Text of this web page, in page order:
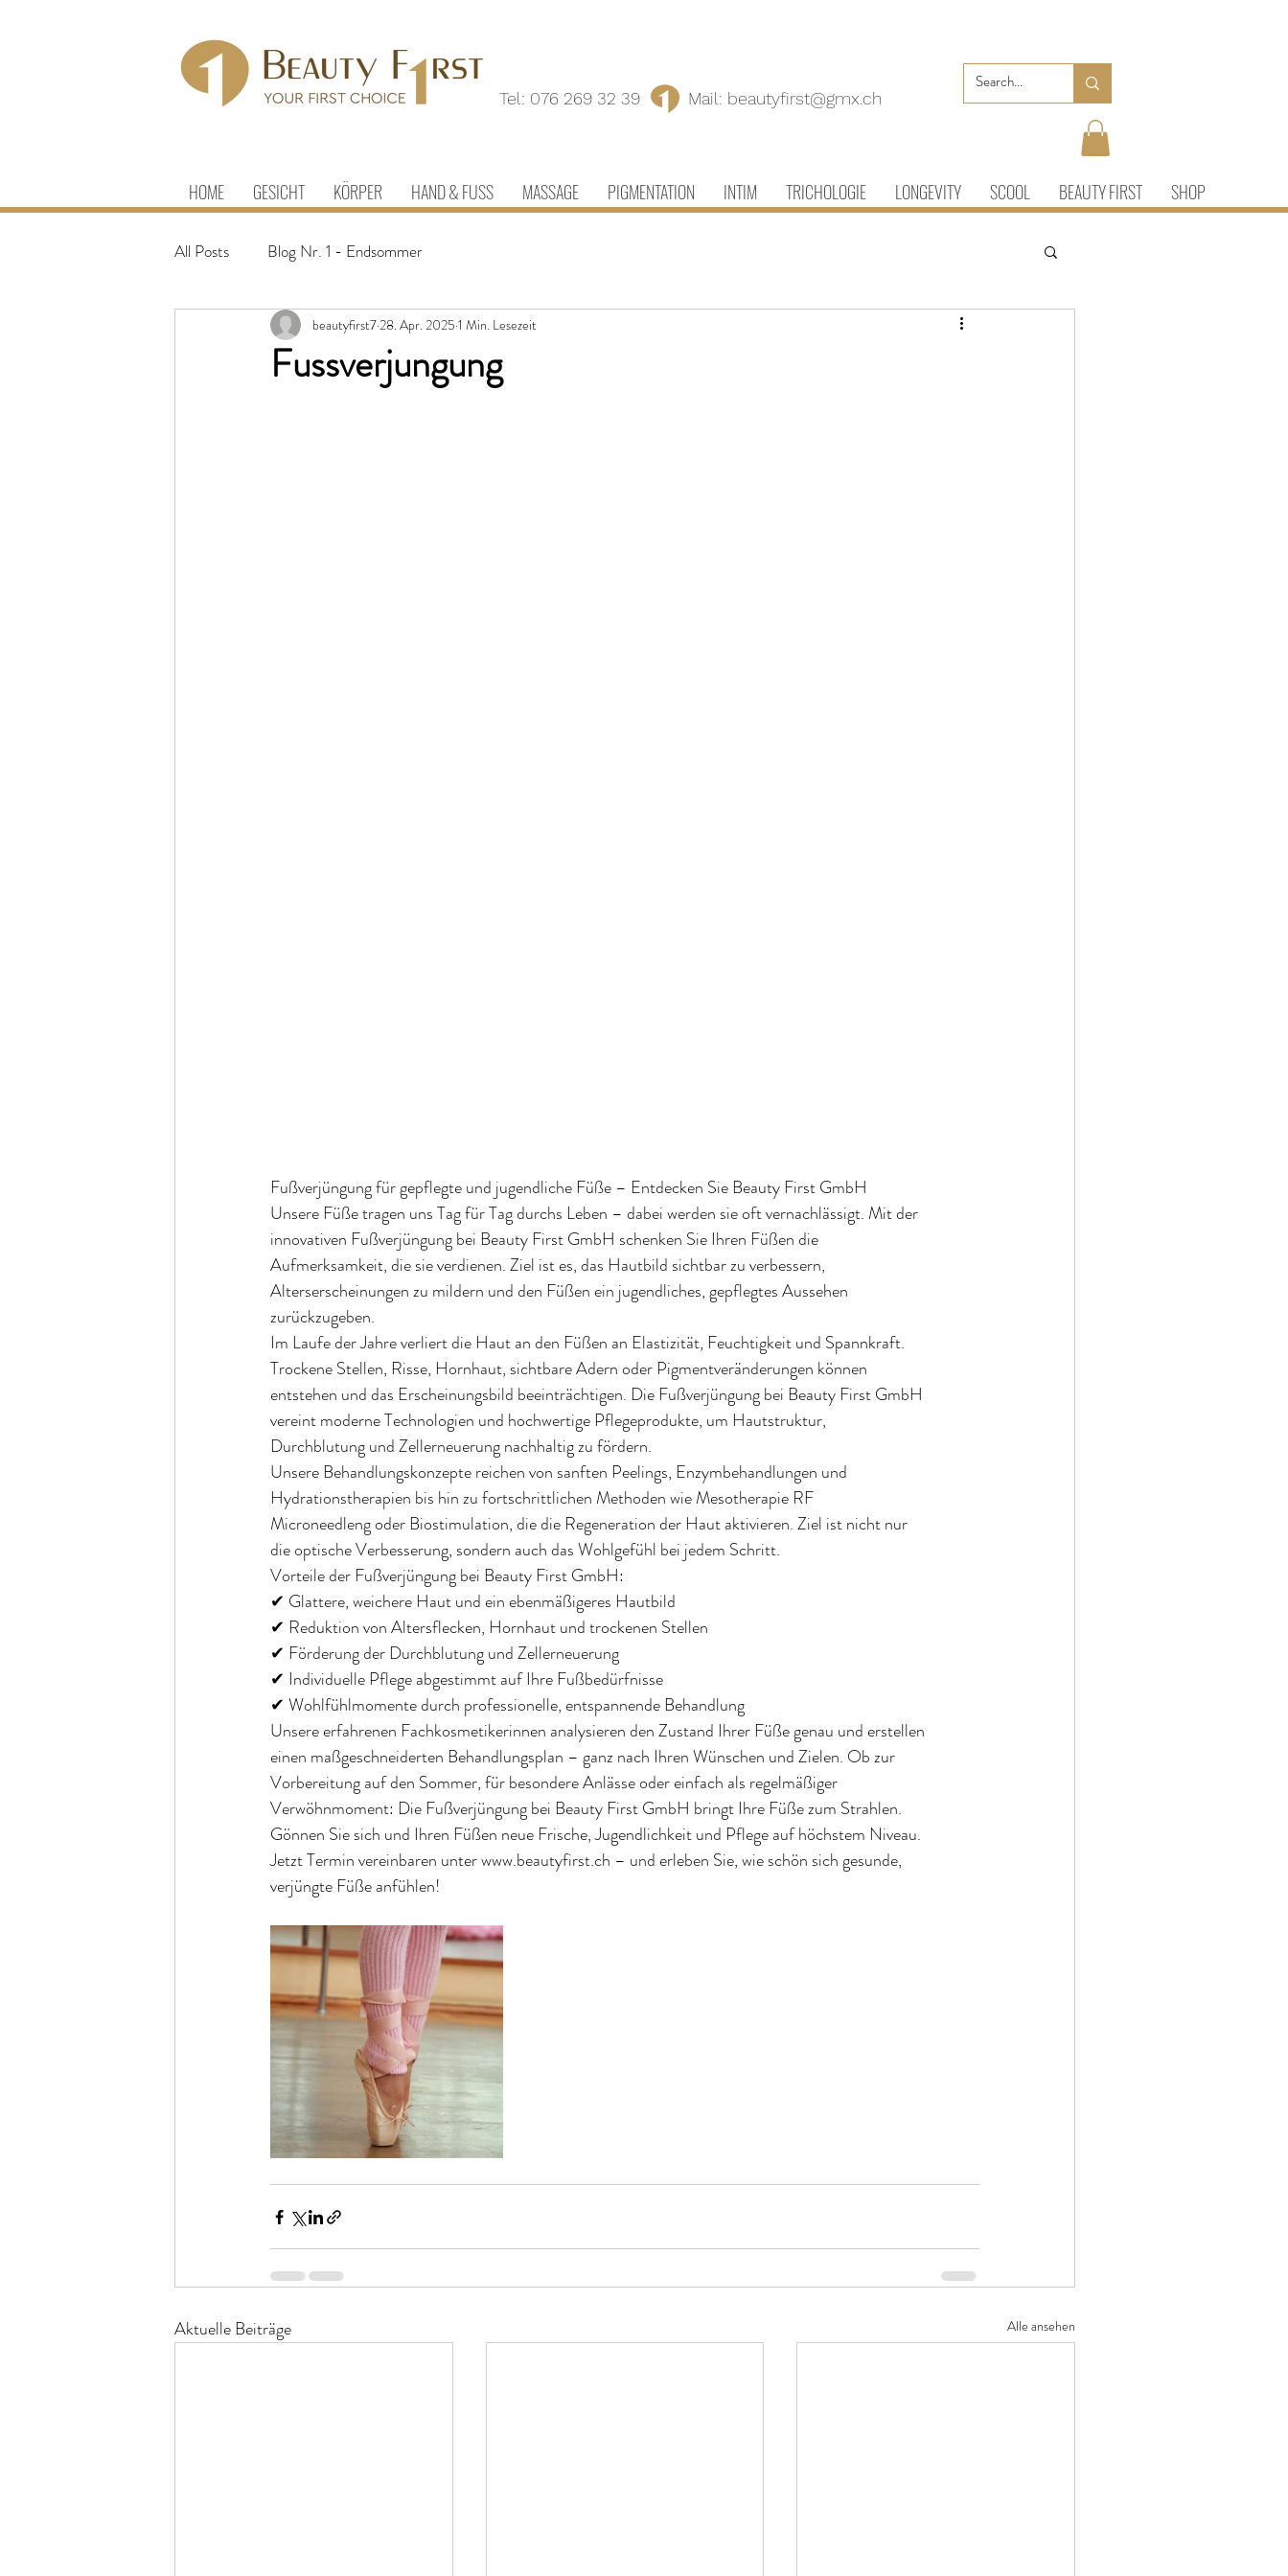
Tel: 076 269 32 39 Mail: beautyfirst@gmx.ch
HOME GESICHT KÖRPER HAND & FUSS MASSAGE PIGMENTATION INTIM TRICHOLOGIE LONGEVITY SCOOL BEAUTY FIRST SHOP
All Posts Blog Nr. 1 - Endsommer
Fussverjungung
beautyfirst728. Apr. 2025 1 Min. Lesezeit
Fußverjüngung für gepflegte und jugendliche Füße – Entdecken Sie Beauty First GmbH
Unsere Füße tragen uns Tag für Tag durchs Leben – dabei werden sie oft vernachlässigt. Mit der
innovativen Fußverjüngung bei Beauty First GmbH schenken Sie Ihren Füßen die
Aufmerksamkeit, die sie verdienen. Ziel ist es, das Hautbild sichtbar zu verbessern,
Alterserscheinungen zu mildern und den Füßen ein jugendliches, gepflegtes Aussehen
zurückzugeben.
Im Laufe der Jahre verliert die Haut an den Füßen an Elastizität, Feuchtigkeit und Spannkraft.
Trockene Stellen, Risse, Hornhaut, sichtbare Adern oder Pigmentveränderungen können
entstehen und das Erscheinungsbild beeinträchtigen. Die Fußverjüngung bei Beauty First GmbH
vereint moderne Technologien und hochwertige Pflegeprodukte, um Hautstruktur,
Durchblutung und Zellerneuerung nachhaltig zu fördern.
Unsere Behandlungskonzepte reichen von sanften Peelings, Enzymbehandlungen und
Hydrationstherapien bis hin zu fortschrittlichen Methoden wie Mesotherapie RF
Microneedleng oder Biostimulation, die die Regeneration der Haut aktivieren. Ziel ist nicht nur
die optische Verbesserung, sondern auch das Wohlgefühl bei jedem Schritt.
Vorteile der Fußverjüngung bei Beauty First GmbH:
✔ Glattere, weichere Haut und ein ebenmäßigeres Hautbild
✔ Reduktion von Altersflecken, Hornhaut und trockenen Stellen
✔ Förderung der Durchblutung und Zellerneuerung
✔ Individuelle Pflege abgestimmt auf Ihre Fußbedürfnisse
✔ Wohlfühlmomente durch professionelle, entspannende Behandlung
Unsere erfahrenen Fachkosmetikerinnen analysieren den Zustand Ihrer Füße genau und erstellen
einen maßgeschneiderten Behandlungsplan – ganz nach Ihren Wünschen und Zielen. Ob zur
Vorbereitung auf den Sommer, für besondere Anlässe oder einfach als regelmäßiger
Verwöhnmoment: Die Fußverjüngung bei Beauty First GmbH bringt Ihre Füße zum Strahlen.
Gönnen Sie sich und Ihren Füßen neue Frische, Jugendlichkeit und Pflege auf höchstem Niveau.
Jetzt Termin vereinbaren unter www.beautyfirst.ch – und erleben Sie, wie schön sich gesunde,
verjüngte Füße anfühlen!
Aktuelle Beiträge Alle ansehen